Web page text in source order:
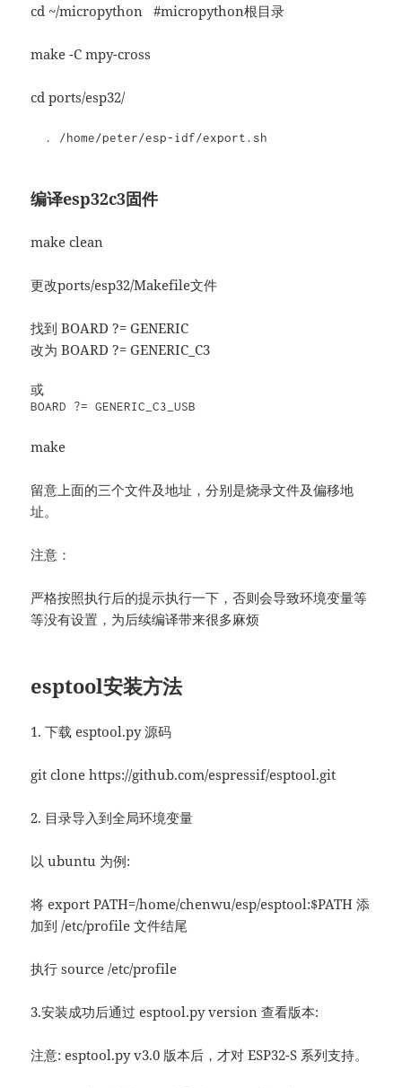
cd ~/micropython #micropython根目录
make -C mpy-cross
cd ports/esp32/
  . /home/peter/esp-idf/export.sh
编译esp32c3固件
make clean
更改ports/esp32/Makefile文件
找到 BOARD ?= GENERIC
改为 BOARD ?= GENERIC_C3
或
BOARD ?= GENERIC_C3_USB
make
留意上面的三个文件及地址，分别是烧录文件及偏移地
址。
注意：
严格按照执行后的提示执行一下，否则会导致环境变量等
等没有设置，为后续编译带来很多麻烦
esptool安装方法
1. 下载 esptool.py 源码
git clone https://github.com/espressif/esptool.git
2. 目录导入到全局环境变量
以 ubuntu 为例:
将 export PATH=/home/chenwu/esp/esptool:$PATH 添
加到 /etc/profile 文件结尾
执行 source /etc/profile
3.安装成功后通过 esptool.py version 查看版本:
注意: esptool.py v3.0 版本后，才对 ESP32-S 系列支持。